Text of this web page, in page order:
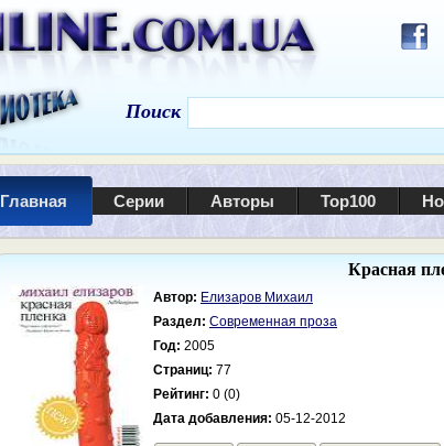
Поиск
Главная Серии Авторы Top100
Красная
Автор: Елизаров Михаил
Раздел: Современная проза
Год: 2005
Страниц: 77
Рейтинг: 0 (0)
Дата добавления: 05-12-2012